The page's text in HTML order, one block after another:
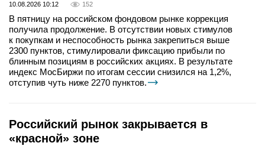
10.08.2026 10:12
152
В пятницу на российском фондовом рынке коррекция
получила продолжение. В отсутствии новых стимулов
к покупкам и неспособность рынка закрепиться выше
2300 пунктов, стимулировали фиксацию прибыли по
блинным позициям в российских акциях. В результате
индекс МосБиржи по итогам сессии снизился на 1,2%,
отступив чуть ниже 2270 пунктов.
Российский рынок закрывается в
«красной» зоне